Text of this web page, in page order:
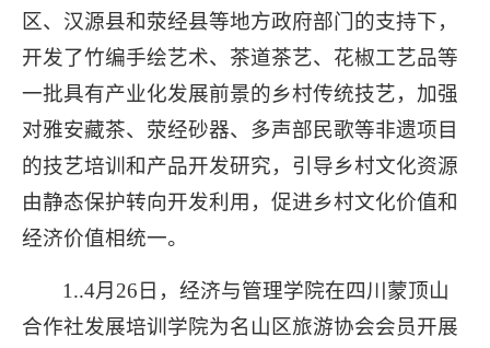
区、汉源县和荥经县等地方政府部门的支持下，
开发了竹编手绘艺术、茶道茶艺、花椒工艺品等
一批具有产业化发展前景的乡村传统技艺，加强
对雅安藏茶、荥经砂器、多声部民歌等非遗项目
的技艺培训和产品开发研究，引导乡村文化资源
由静态保护转向开发利用，促进乡村文化价值和
经济价值相统一。
1..4月26日，经济与管理学院在四川蒙顶山
合作社发展培训学院为名山区旅游协会会员开展